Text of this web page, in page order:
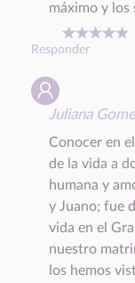
máximo y los
Responder
Juliana
Conocer en
de la vida a
humana y
y Juano; fue
vida en el
nuestro
los hemos